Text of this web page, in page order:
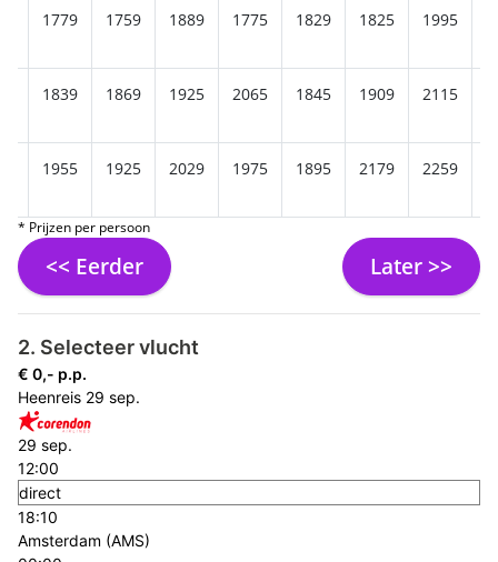
1779 1759 1889 1775 1829 1825 1995
1839 1869 1925 2065 1845 1909 2115
1955 1925 2029 1975 1895 2179 2259
* Prijzen per persoon
<< Eerder Later >>
2. Selecteer vlucht
€ 0,- p.p.
Heenreis 29 sep.
29 sep.
12:00
direct
18:10
Amsterdam (AMS)